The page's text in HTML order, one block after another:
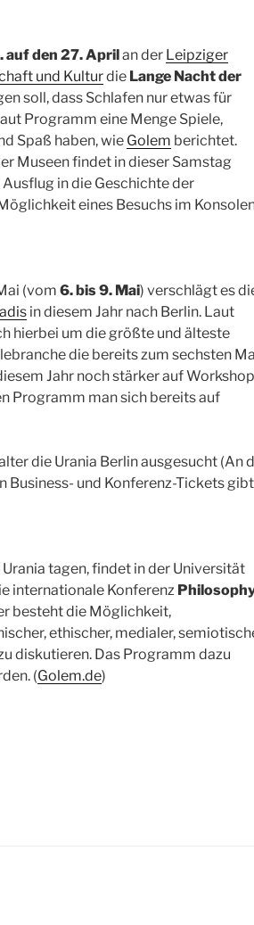
auf den 27. Aprilan der Leipziger
und Kulturdie Lange Nacht der
soll, dass Schlafen nur etwas für
Programm eine Menge Spiele,
Spaß haben, wie Golem berichtet.
Museen findet in dieser Samstag
in die Geschichte der
eines Besuchs im
(vom 6. bis 9. Mai) verschlägt es
in diesem Jahr nach Berlin. Laut
hierbei um die größte und älteste
die bereits zum sechsten
Jahr noch stärker auf
Programm man sich bereits auf
die Urania Berlin ausgesucht (An
Business- und Konferenz-Tickets gibt
tagen, findet in der Universität
internationale Konferenz
besteht die Möglichkeit,
ethischer, medialer,
diskutieren. Das Programm dazu
(Golem.de)